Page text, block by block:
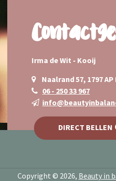
Irma de Wit - Kooij
Naalrand 57, 1797
06 - 250 33 967
DIRECT BELLEN
Copyright © 2026, Beauty in